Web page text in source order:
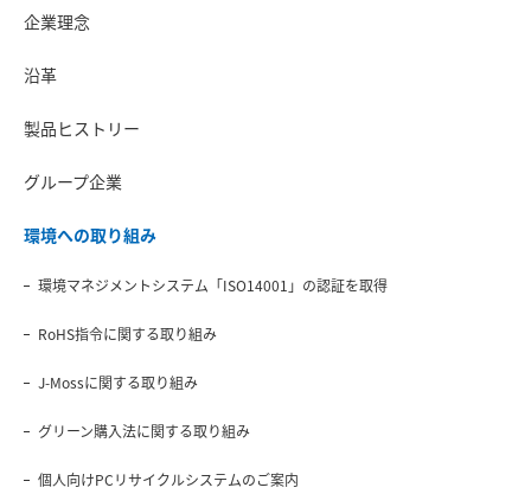
企業理念
沿革
製品ヒストリー
グループ企業
環境への取り組み
環境マネジメントシステム「ISO14001」の認証を取得
RoHS指令に関する取り組み
J-Mossに関する取り組み
グリーン購入法に関する取り組み
個人向けPCリサイクルシステムのご案内